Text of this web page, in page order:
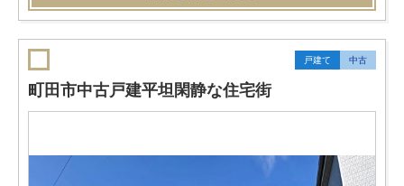
戸建て 中古
町田市中古戸建平坦閑静な住宅街